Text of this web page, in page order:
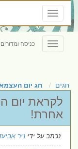
Toggle
navigation
Toggle
navigation
כניסה ומדורים
חגים חג יום העצמאות
לקראת יום
אחרת!
נכתב על ידיניר אביעד4/2013